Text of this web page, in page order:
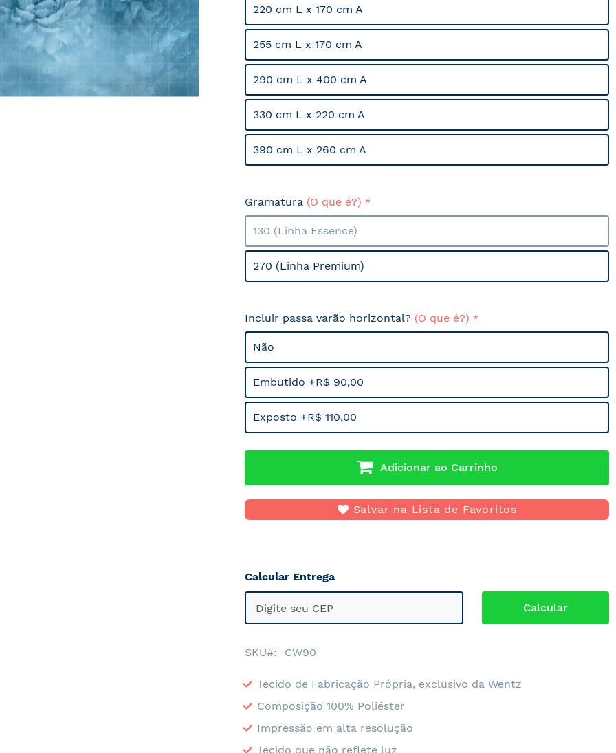
220 cm L x 170 cm A
255 cm L x 170 cm A
290 cm L x 400 cm A
330 cm L x 220 cm A
390 cm L x 260 cm A
Gramatura (O que é?)
130 (Linha Essence)
270 (Linha Premium)
Incluir passa varão horizontal? (O que é?)
Não
Embutido +R$ 90,00
Exposto +R$ 110,00
Adicionar ao Carrinho
Salvar na Lista de Favoritos
Calcular Entrega
SKU CW90
Tecido de Fabricação Própria, exclusivo da Wentz
Composição 100% Poliéster
Impressão em alta resolução
Tecido que não reflete luz